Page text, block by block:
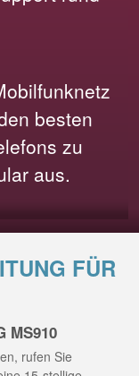
besten
zu
aus.
FÜR
MS910
rufen Sie